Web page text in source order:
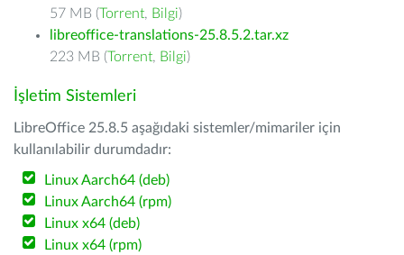
57 MB (Torrent, Bilgi)
libreoffice-translations-25.8.5.2.tar.xz
223 MB (Torrent, Bilgi)
İşletim Sistemleri
LibreOffice 25.8.5 aşağıdaki sistemler/mimariler için
kullanılabilir durumdadır:
Linux Aarch64 (deb)
Linux Aarch64 (rpm)
Linux x64 (deb)
Linux x64 (rpm)